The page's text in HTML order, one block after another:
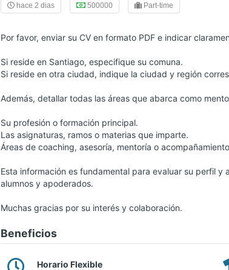
hace 2 dias 500000 Part-time
Por favor, enviar su CV en formato PDF e indicar
Si reside en Santiago, especifique su comuna.
Si reside en otra ciudad, indique la ciudad y región
Además, detallar todas las áreas que abarca como
Su profesión o formación principal.
Las asignaturas, ramos o materias que imparte.
Áreas de coaching, asesoría, mentoría o
Esta información es fundamental para evaluar su perfil
alumnos y apoderados.
Muchas gracias por su interés y colaboración.
Beneficios
Horario Flexible